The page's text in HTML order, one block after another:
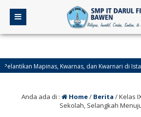
Mapinas, Kwarnas, dan Kwarnari di Istana
Kalimantan Selatan.
Anda ada di : Home/ Berita /Kelas
Sekolah, Selangkah